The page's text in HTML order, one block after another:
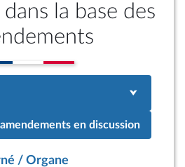
la base des
en discussion
/ Organe